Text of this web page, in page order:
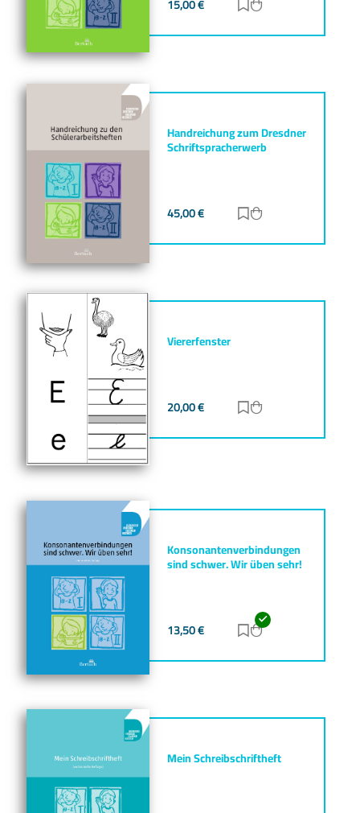
15,00€ Zur Merkliste
Handreichung zum Dresdner
Schriftspracherwerb
45,00€ Zur Merkliste
Viererfenster
20,00€ Zur Merkliste
Konsonantenverbindungen
sind schwer. Wir üben sehr!
13,50€ Zur Merkliste
Zum Warenkorb
Mein Schreibschriftheft